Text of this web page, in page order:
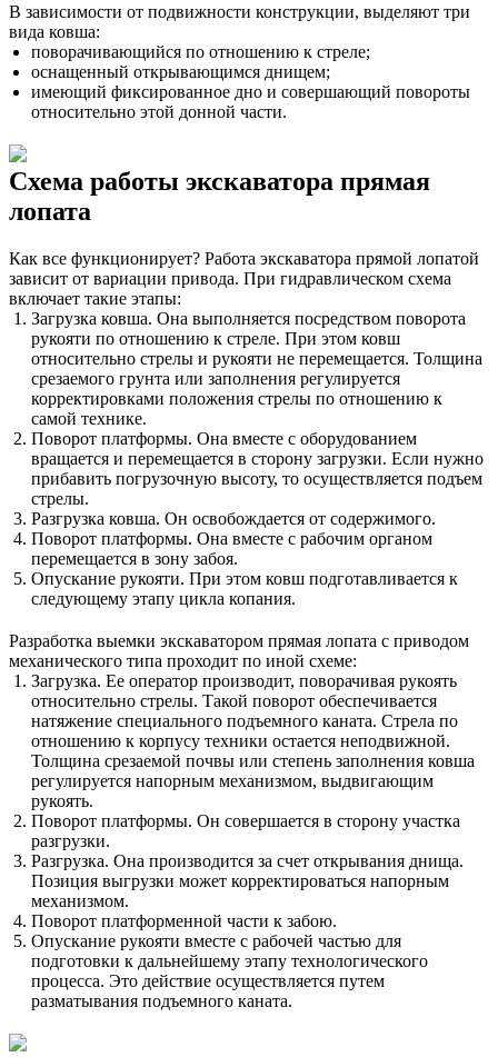
В зависимости от подвижности конструкции, выделяют три
вида ковша:
поворачивающийся по отношению к стреле;
оснащенный открывающимся днищем;
имеющий фиксированное дно и совершающий повороты
относительно этой донной части.
Схема работы экскаватора прямая
лопата
Как все функционирует? Работа экскаватора прямой лопатой
зависит от вариации привода. При гидравлическом схема
включает такие этапы:
Загрузка ковша. Она выполняется посредством поворота
рукояти по отношению к стреле. При этом ковш
относительно стрелы и рукояти не перемещается. Толщина
срезаемого грунта или заполнения регулируется
корректировками положения стрелы по отношению к
самой технике.
Поворот платформы. Она вместе с оборудованием
вращается и перемещается в сторону загрузки. Если нужно
прибавить погрузочную высоту, то осуществляется подъем
стрелы.
Разгрузка ковша. Он освобождается от содержимого.
Поворот платформы. Она вместе с рабочим органом
перемещается в зону забоя.
Опускание рукояти. При этом ковш подготавливается к
следующему этапу цикла копания.
Разработка выемки экскаватором прямая лопата с приводом
механического типа проходит по иной схеме:
Загрузка. Ее оператор производит, поворачивая рукоять
относительно стрелы. Такой поворот обеспечивается
натяжение специального подъемного каната. Стрела по
отношению к корпусу техники остается неподвижной.
Толщина срезаемой почвы или степень заполнения ковша
регулируется напорным механизмом, выдвигающим
рукоять.
Поворот платформы. Он совершается в сторону участка
разгрузки.
Разгрузка. Она производится за счет открывания днища.
Позиция выгрузки может корректироваться напорным
механизмом.
Поворот платформенной части к забою.
Опускание рукояти вместе с рабочей частью для
подготовки к дальнейшему этапу технологического
процесса. Это действие осуществляется путем
разматывания подъемного каната.